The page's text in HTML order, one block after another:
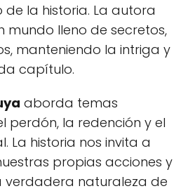
de la historia. La autora
mundo lleno de secretos,
manteniendo la intriga y
capítulo.
aborda temas
perdón, la redención y el
La historia nos invita a
propias acciones y
verdadera naturaleza de